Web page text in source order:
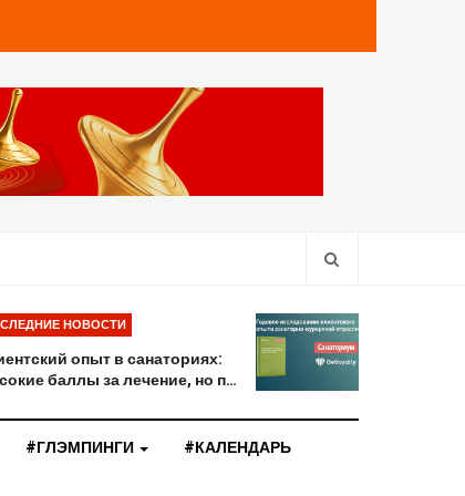
НОВОСТИ
опыт в санаториях:
баллы за лечение, но п…
#ГЛЭМПИНГИ #КАЛЕНДАРЬ